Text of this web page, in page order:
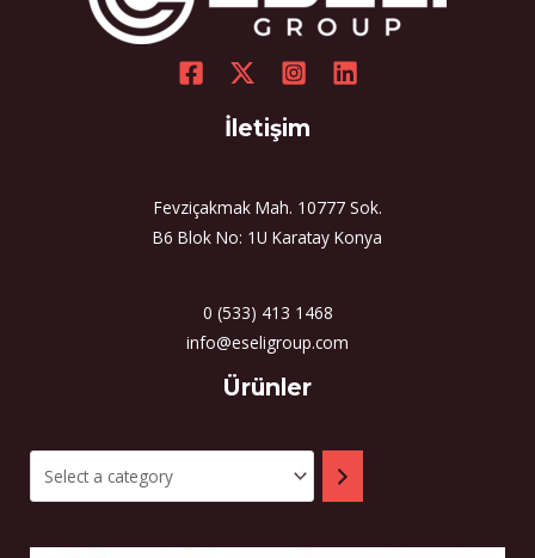
İletişim
Fevziçakmak Mah. 10777 Sok.
B6 Blok No: 1U Karatay Konya
0 (533) 413 1468
info@eseligroup.com
Ürünler